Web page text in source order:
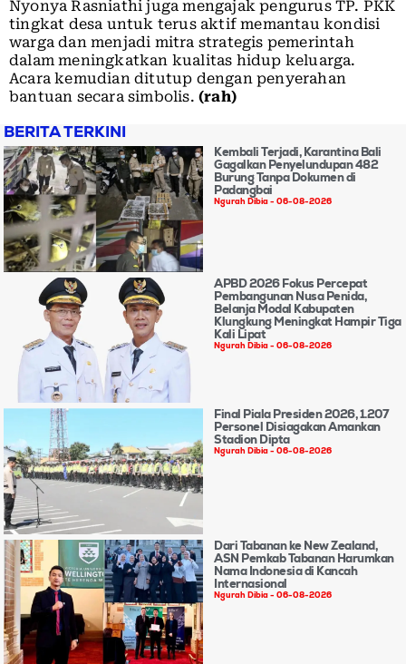
Nyonya Rasniathi juga mengajak pengurus TP. PKK
tingkat desa untuk terus aktif memantau kondisi
warga dan menjadi mitra strategis pemerintah
dalam meningkatkan kualitas hidup keluarga.
Acara kemudian ditutup dengan penyerahan
bantuan secara simbolis. (rah)
BERITA TERKINI
Kembali Terjadi, Karantina Bali
Gagalkan Penyelundupan 482
Burung Tanpa Dokumen di
Padangbai
Ngurah Dibia 06-08-2026
APBD 2026 Fokus Percepat
Pembangunan Nusa Penida,
Belanja Modal Kabupaten
Klungkung Meningkat Hampir Tiga
Kali Lipat
Ngurah Dibia 06-08-2026
Final Piala Presiden 2026, 1.207
Personel Disiagakan Amankan
Stadion Dipta
Ngurah Dibia 06-08-2026
Dari Tabanan ke New Zealand,
ASN Pemkab Tabanan Harumkan
Nama Indonesia di Kancah
Internasional
Ngurah Dibia 06-08-2026